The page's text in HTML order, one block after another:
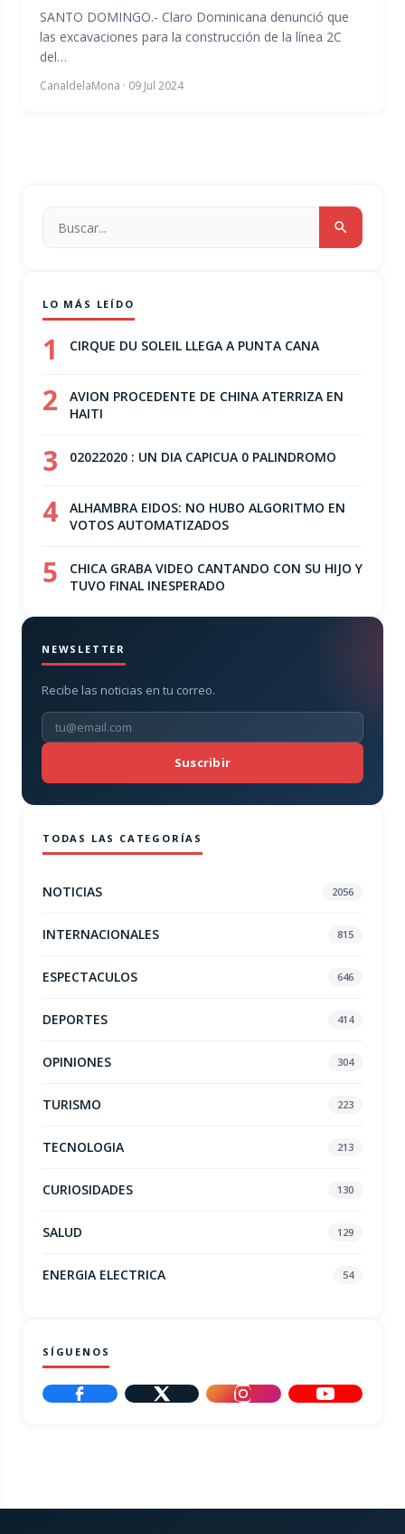
SANTO DOMINGO.- Claro Dominicana denunció que
las excavaciones para la construcción de la línea 2C
del…
CanaldelaMona · 09 Jul 2024
LO MÁS LEÍDO
1 CIRQUE DU SOLEIL LLEGA A PUNTA CANA
2
AVION PROCEDENTE DE CHINA ATERRIZA EN
HAITI
3 02022020 : UN DIA CAPICUA 0 PALINDROMO
4
ALHAMBRA EIDOS: NO HUBO ALGORITMO EN
VOTOS AUTOMATIZADOS
5
CHICA GRABA VIDEO CANTANDO CON SU HIJO Y
TUVO FINAL INESPERADO
NEWSLETTER
Recibe las noticias en tu correo.
Suscribir
TODAS LAS CATEGORÍAS
NOTICIAS 2056
INTERNACIONALES 815
ESPECTACULOS 646
DEPORTES 414
OPINIONES 304
TURISMO 223
TECNOLOGIA 213
CURIOSIDADES 130
SALUD 129
ENERGIA ELECTRICA 54
SÍGUENOS